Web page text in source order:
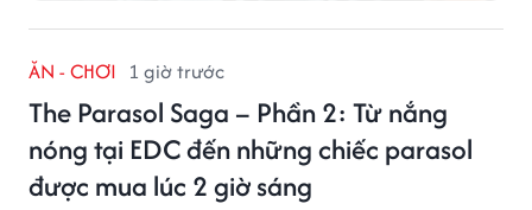
ĂN - CHƠI 1 giờ trước
The Parasol Saga – Phần 2: Từ nắng
nóng tại EDC đến những chiếc parasol
được mua lúc 2 giờ sáng